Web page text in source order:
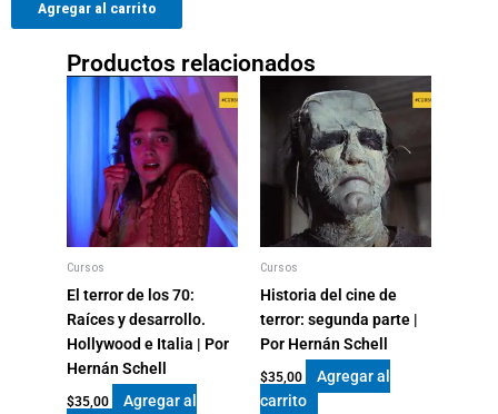
la
Castagna
Agregar al carrito
Productos relacionados
Cursos
El terror de los 70:
Raíces y desarrollo.
Hollywood e Italia | Por
Hernán Schell
$35,00
Agregar al
Cursos
Historia del cine de
terror: segunda parte |
Por Hernán Schell
$35,00
Agregar al
carrito